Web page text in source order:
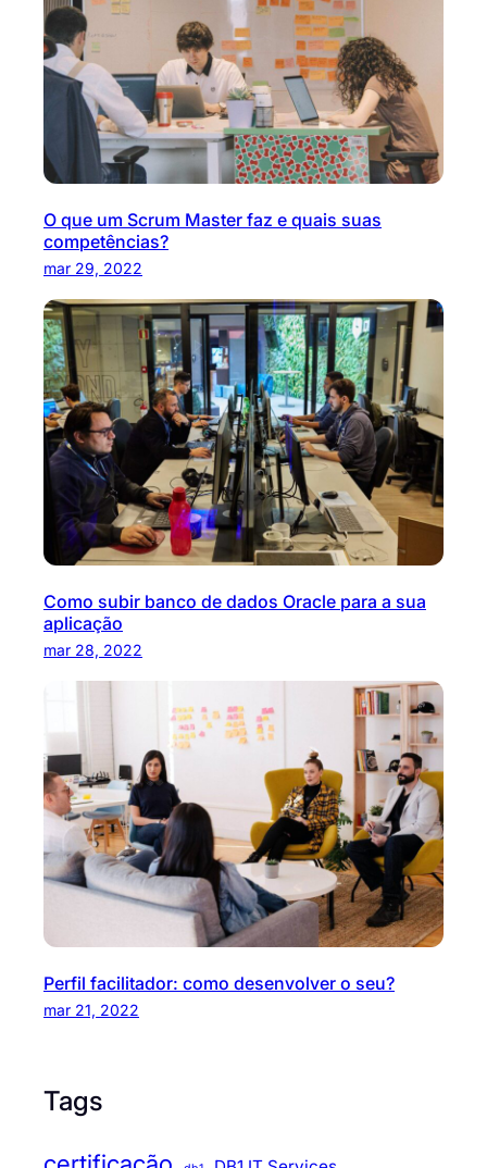
O que um Scrum Master faz e quais suas
competências?
mar 29, 2022
Como subir banco de dados Oracle para a sua
aplicação
mar 28, 2022
Perfil facilitador: como desenvolver o seu?
mar 21, 2022
Tags